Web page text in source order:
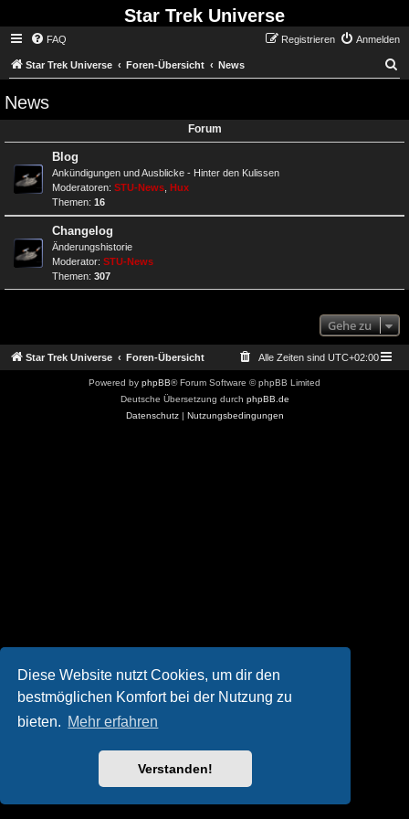
Diese Website nutzt Cookies, um dir den
bestmöglichen Komfort bei der Nutzung zu
bieten. Mehr erfahren
Verstanden!
Star Trek Universe
FAQ Anmelden
Registrieren
Star Trek Universe Foren-Übersicht News
News
Forum
Blog
Ankündigungen und Ausblicke - Hinter den Kulissen
Moderatoren: STU-News Hux
Themen: 16
Changelog
Änderungshistorie
Moderator: STU-News
Themen: 307
Gehe zu
Star Trek Universe Foren-Übersicht Alle Zeiten sind UTC+02:00
Powered by phpBB® Forum Software © phpBB Limited
Deutsche Übersetzung durch phpBB.de
Datenschutz| Nutzungsbedingungen